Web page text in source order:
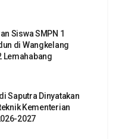
Siswa SMPN 1
di Wangkelang
Lemahabang
Saputra Dinyatakan
Kementerian
2027